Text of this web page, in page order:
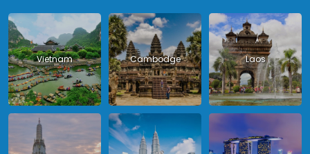
Vietnam Cambodge Laos